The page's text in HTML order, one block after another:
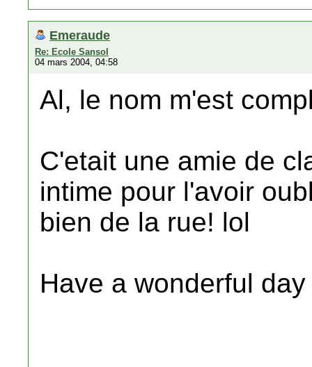
Emeraude
Re: Ecole Sansol
04 mars 2004, 04:58
Al, le nom m'est
C'etait une amie de
intime pour l'avoir
bien de la rue! lol
Have a wonderful day